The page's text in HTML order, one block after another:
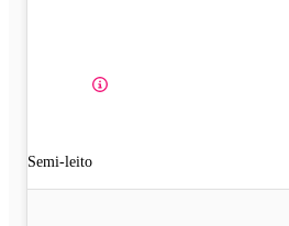
Semi-leito